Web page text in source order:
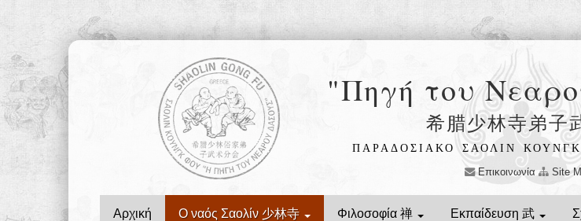
"Πηγή του
希腊少林寺弟子
ΠΑΡΑΔΟΣΙΑΚΟ ΣΑΟΛΙΝ
Επικοινωνία
Site
Αρχική Ο ναός Σαολίν 少林寺 Φιλοσοφία 禅 Εκπαίδευση 武